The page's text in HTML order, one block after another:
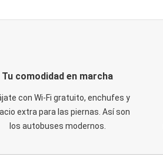
Tu comodidad en marcha
con Wi-Fi gratuito, enchufes y
extra para las piernas. Así son
los autobuses modernos.